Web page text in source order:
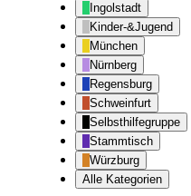
Ingolstadt
Kinder-&Jugend
München
Nürnberg
Regensburg
Schweinfurt
Selbsthilfegruppe
Stammtisch
Würzburg
Alle Kategorien